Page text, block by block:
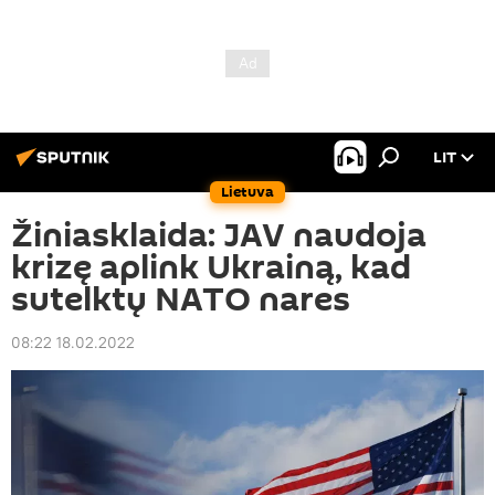
Lietuva
LIT
Žiniasklaida: JAV naudoja
krizę aplink Ukrainą, kad
sutelktų NATO nares
08:22 18.02.2022